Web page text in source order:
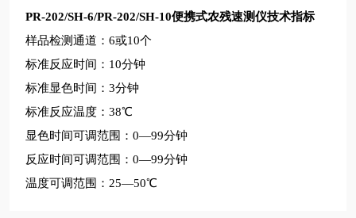
PR-202/SH-6/PR-202/SH-10便携式农残速测仪技术指标
样品检测通道：6或10个
标准反应时间：10分钟
标准显色时间：3分钟
标准反应温度：38℃
显色时间可调范围：0—99分钟
反应时间可调范围：0—99分钟
温度可调范围：25—50℃